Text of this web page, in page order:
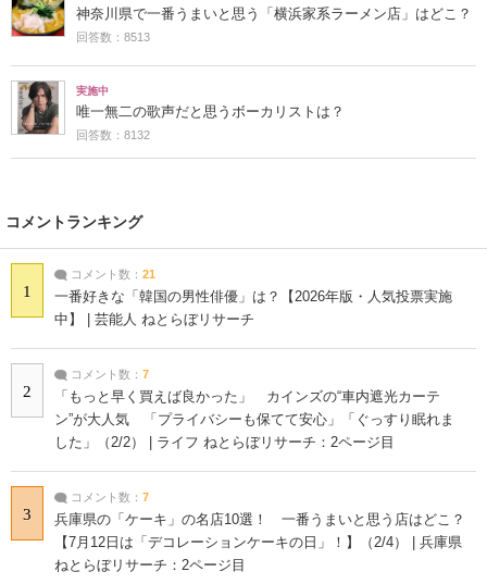
神奈川県で一番うまいと思う「横浜家系ラーメン店」はどこ？
回答数：8513
実施中
唯一無二の歌声だと思うボーカリストは？
回答数：8132
コメントランキング
1
コメント数： 21
一番好きな「韓国の男性俳優」は？【2026年版・人気投票実施
中】 | 芸能人 ねとらぼリサーチ
2
コメント数： 7
「もっと早く買えば良かった」 カインズの“車内遮光カーテ
ン”が大人気 「プライバシーも保てて安心」「ぐっすり眠れま
した」（2/2） | ライフ ねとらぼリサーチ：2ページ目
3
コメント数： 7
兵庫県の「ケーキ」の名店10選！ 一番うまいと思う店はどこ？
【7月12日は「デコレーションケーキの日」！】（2/4） | 兵庫県
ねとらぼリサーチ：2ページ目